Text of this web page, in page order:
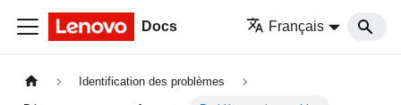
Docs Français
Identification des problèmes